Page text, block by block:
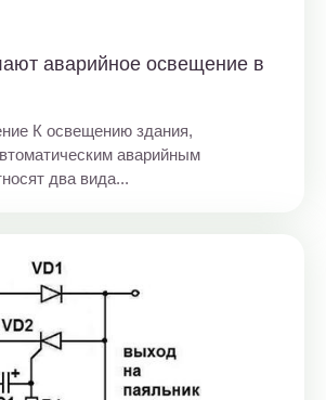
аварийное освещение в
К освещению здания,
аварийным
два вида...